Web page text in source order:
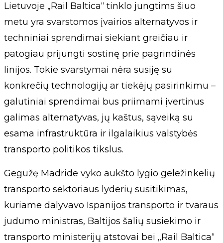
Lietuvoje „Rail Baltica“ tinklo jungtims šiuo
metu yra svarstomos įvairios alternatyvos ir
techniniai sprendimai siekiant greičiau ir
patogiau prijungti sostinę prie pagrindinės
linijos. Tokie svarstymai nėra susiję su
konkrečių technologijų ar tiekėjų pasirinkimu –
galutiniai sprendimai bus priimami įvertinus
galimas alternatyvas, jų kaštus, sąveiką su
esama infrastruktūra ir ilgalaikius valstybės
transporto politikos tikslus.
Gegužę Madride vyko aukšto lygio geležinkelių
transporto sektoriaus lyderių susitikimas,
kuriame dalyvavo Ispanijos transporto ir tvaraus
judumo ministras, Baltijos šalių susiekimo ir
transporto ministerijų atstovai bei „Rail Baltica“